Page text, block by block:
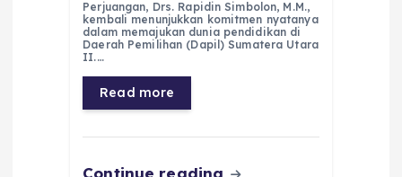
e
b
o
o
k
ts
A
p
p
g
r
a
m
e
n
l
re
Perjuangan, Drs. Rapidin Simbolon, M.M.,
kembali menunjukkan komitmen nyatanya
dalam memajukan dunia pendidikan di
Daerah Pemilihan (Dapil) Sumatera Utara
II.…
Read more
Continue reading